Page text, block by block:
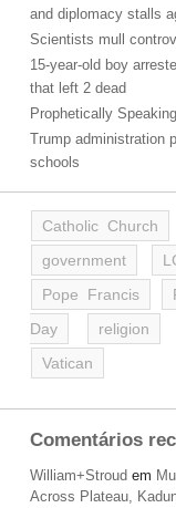
and diplomacy stalls
Scientists mull
15-year-old boy
that left 2 dead
Prophetically
Trump administration
schools
Catholic Church
government
Pope Francis
Day
religion
Vatican
Comentários
William+Stroud em
Across Plateau,